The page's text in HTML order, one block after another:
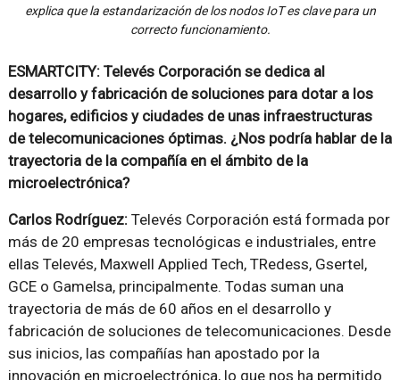
explica que la estandarización de los nodos IoT es clave para un
correcto funcionamiento.
ESMARTCITY: Televés Corporación se dedica al
desarrollo y fabricación de soluciones para dotar a los
hogares, edificios y ciudades de unas infraestructuras
de telecomunicaciones óptimas. ¿Nos podría hablar de la
trayectoria de la compañía en el ámbito de la
microelectrónica?
Carlos Rodríguez:Televés Corporación está formada por
más de 20 empresas tecnológicas e industriales, entre
ellas Televés, Maxwell Applied Tech, TRedess, Gsertel,
GCE o Gamelsa, principalmente. Todas suman una
trayectoria de más de 60 años en el desarrollo y
fabricación de soluciones de telecomunicaciones. Desde
sus inicios, las compañías han apostado por la
innovación en microelectrónica, lo que nos ha permitido